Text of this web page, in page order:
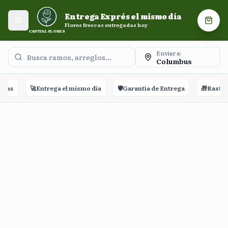
Entrega Exprés el mismo día. Flores frescas entregadas
Abrir menú
CAPITAL FLORES
Entrega Exprés el mismo día
Flores frescas entregadas hoy
Enviar a:
Columbus
🚀Entrega el mismo día 🛡️Garantía de Entrega 🎁